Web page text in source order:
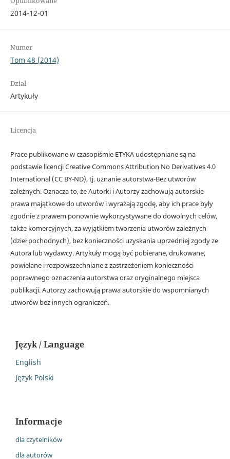
2014-12-01
Numer
Tom 48 (2014)
Dział
Artykuły
Licencja
Prace publikowane w czasopiśmie ETYKA udostępniane są na
podstawie licencji Creative Commons Attribution No Derivatives 4.0
International (CC BY-ND), tj. uznanie autorstwa-Bez utworów
zależnych. Oznacza to, że Autorki i Autorzy zachowują autorskie
prawa majątkowe do utworów i wyrażają zgodę, aby ich prace były
zgodnie z prawem ponownie wykorzystywane do dowolnych celów,
także komercyjnych, za wyjątkiem tworzenia utworów zależnych
(dzieł pochodnych), bez konieczności uzyskania uprzedniej zgody ze
Autora lub wydawcy. Artykuły mogą być pobierane, drukowane,
powielane i rozpowszechniane z zastrzeżeniem konieczności
poprawnego oznaczenia autorstwa oraz oryginalnego miejsca
publikacji. Autorzy zachowują prawa autorskie do wspomnianych
utworów bez innych ograniczeń.
Język / Language
English
Język Polski
Informacje
dla czytelników
dla autorów